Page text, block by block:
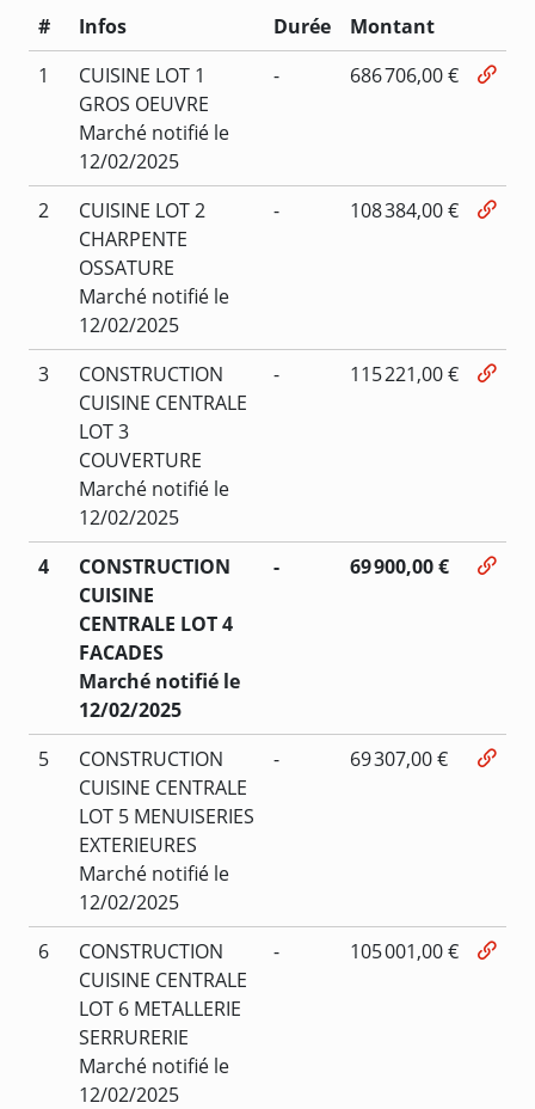
# Infos Durée
Montant
1
CUISINE LOT 1
GROS OEUVRE
Marché notifié le
12/02/2025
- 686 706,00 €
2
CUISINE LOT 2
CHARPENTE
OSSATURE
Marché notifié le
12/02/2025
- 108 384,00 €
3
CONSTRUCTION
CUISINE CENTRALE
LOT 3
COUVERTURE
Marché notifié le
12/02/2025
- 115 221,00 €
4
CONSTRUCTION
CUISINE
CENTRALE LOT 4
FACADES
Marché notifié le
12/02/2025
- 69 900,00 €
5
CONSTRUCTION
CUISINE CENTRALE
LOT 5 MENUISERIES
EXTERIEURES
Marché notifié le
12/02/2025
- 69 307,00 €
6
CONSTRUCTION
CUISINE CENTRALE
LOT 6 METALLERIE
SERRURERIE
Marché notifié le
12/02/2025
- 105 001,00 €